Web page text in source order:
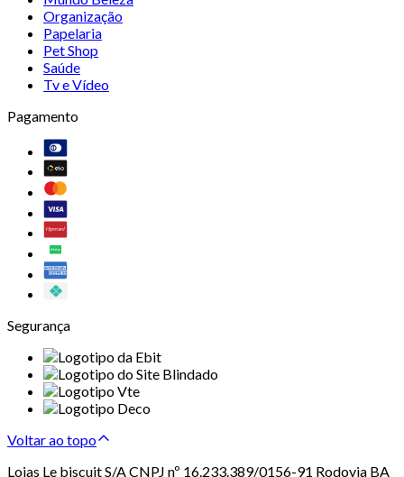
Organização
Papelaria
Pet Shop
Saúde
Tv e Vídeo
Pagamento
Segurança
Voltar ao topo
Lojas Le biscuit S/A CNPJ nº 16.233.389/0156-91 Rodovia BA